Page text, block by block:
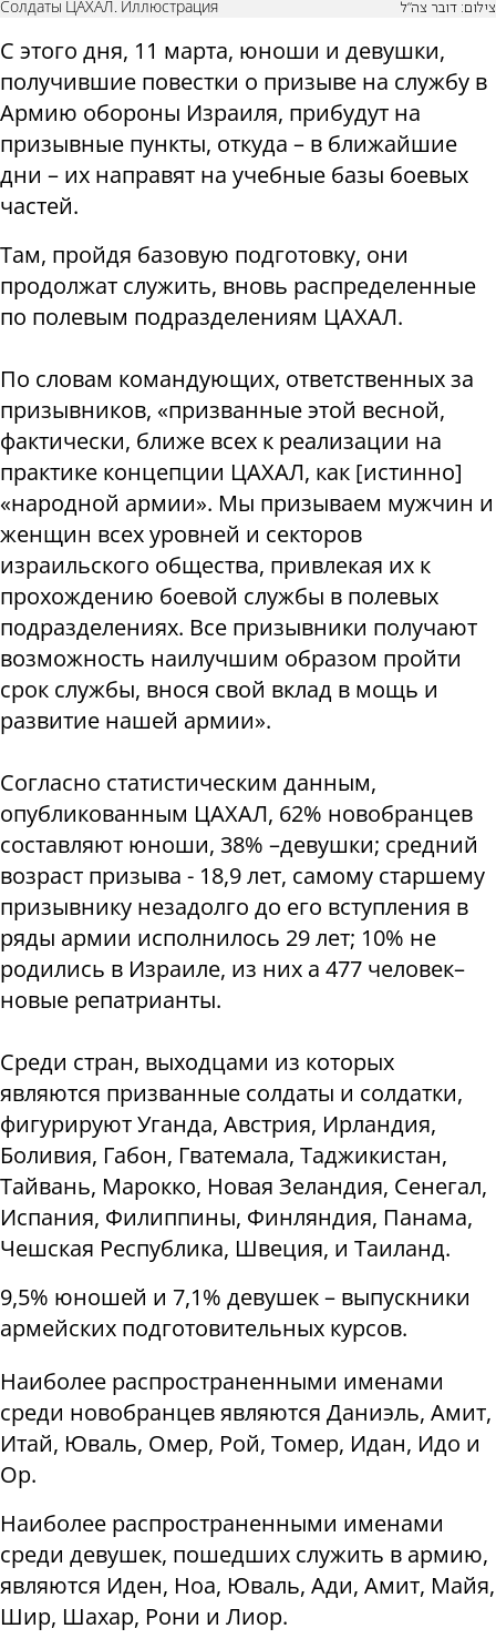
Солдаты ЦАХАЛ. Иллюстрация צילום: דובר צה"ל
С этого дня, 11 марта, юноши и девушки,
получившие повестки о призыве на службу в
Армию обороны Израиля, прибудут на
призывные пункты, откуда – в ближайшие
дни – их направят на учебные базы боевых
частей.
Там, пройдя базовую подготовку, они
продолжат служить, вновь распределенные
по полевым подразделениям ЦАХАЛ.
По словам командующих, ответственных за
призывников, «призванные этой весной,
фактически, ближе всех к реализации на
практике концепции ЦАХАЛ, как [истинно]
«народной армии». Мы призываем мужчин и
женщин всех уровней и секторов
израильского общества, привлекая их к
прохождению боевой службы в полевых
подразделениях. Все призывники получают
возможность наилучшим образом пройти
срок службы, внося свой вклад в мощь и
развитие нашей армии».
Согласно статистическим данным,
опубликованным ЦАХАЛ, 62% новобранцев
составляют юноши, 38% –девушки; средний
возраст призыва - 18,9 лет, самому старшему
призывнику незадолго до его вступления в
ряды армии исполнилось 29 лет; 10% не
родились в Израиле, из них а 477 человек–
новые репатрианты.
Среди стран, выходцами из которых
являются призванные солдаты и солдатки,
фигурируют Уганда, Австрия, Ирландия,
Боливия, Габон, Гватемала, Таджикистан,
Тайвань, Марокко, Новая Зеландия, Сенегал,
Испания, Филиппины, Финляндия, Панама,
Чешская Республика, Швеция, и Таиланд.
9,5% юношей и 7,1% девушек – выпускники
армейских подготовительных курсов.
Наиболее распространенными именами
среди новобранцев являются Даниэль, Амит,
Итай, Юваль, Омер, Рой, Томер, Идан, Идо и
Ор.
Наиболее распространенными именами
среди девушек, пошедших служить в армию,
являются Иден, Ноа, Юваль, Ади, Амит, Майя,
Шир, Шахар, Рони и Лиор.